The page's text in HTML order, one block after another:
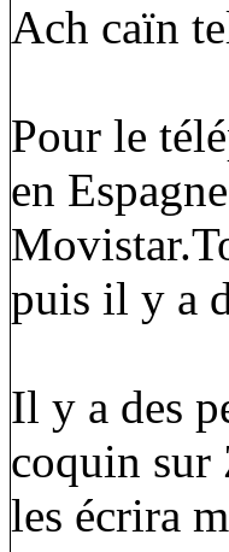
Ach caïn
Pour le
en
puis il y a
Il y a des
coquin sur
les écrira